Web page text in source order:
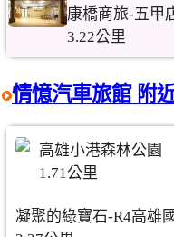
康橋商旅-五甲
3.22公里
情憶汽車旅館 附
高雄小港森林公園
1.71公里
凝聚的綠寶石-R4高雄